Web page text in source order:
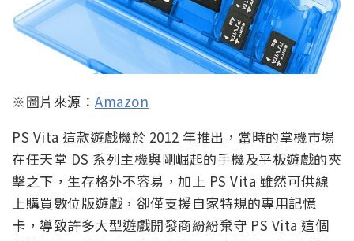
※圖片來源： Amazon
PS Vita 這款遊戲機於 2012 年推出，當時的掌機市場
在任天堂 DS 系列主機與剛崛起的手機及平板遊戲的夾
擊之下，生存格外不容易，加上 PS Vita 雖然可供線
上購買數位版遊戲，卻僅支援自家特規的專用記憶
卡，導致許多大型遊戲開發商紛紛棄守 PS Vita 這個